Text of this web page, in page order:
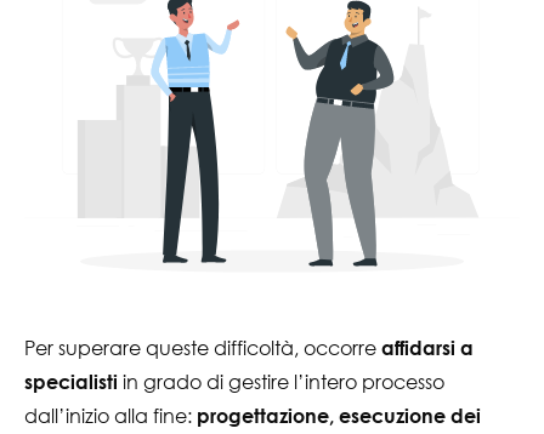
Per superare queste difficoltà, occorre affidarsi a
specialisti in grado di gestire l’intero processo
dall’inizio alla fine: progettazione, esecuzione dei